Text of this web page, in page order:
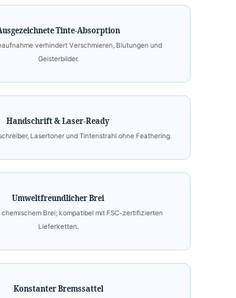
Tinte-Absorption
verhindert Verschmieren, Blutungen und
Geisterbilder.
Handschrift & Laser-Ready
Lasertoner und Tintenstrahl ohne Feathering.
Umweltfreundlicher Brei
chemischem Brei; kompatibel mit FSC-zertifizierten
Lieferketten.
Konstanter Bremssattel